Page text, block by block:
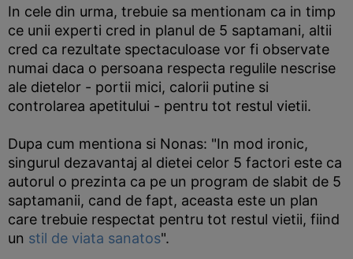
In cele din urma, trebuie sa mentionam ca in timp
ce unii experti cred in planul de 5 saptamani, altii
cred ca rezultate spectaculoase vor fi observate
numai daca o persoana respecta regulile nescrise
ale dietelor - portii mici, calorii putine si
controlarea apetitului - pentru tot restul vietii.
Dupa cum mentiona si Nonas: "In mod ironic,
singurul dezavantaj al dietei celor 5 factori este ca
autorul o prezinta ca pe un program de slabit de 5
saptamanii, cand de fapt, aceasta este un plan
care trebuie respectat pentru tot restul vietii, fiind
un stil de viata sanatos".